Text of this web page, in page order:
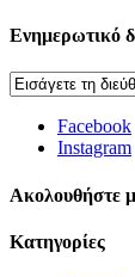
Ενημερωτικό
Facebook
Instagram
Aκολουθήστε
Κατηγορίες